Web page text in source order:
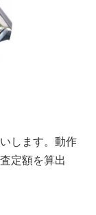
します。動作
定額を算出